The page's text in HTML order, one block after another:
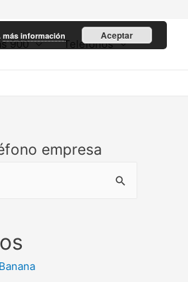
900 Teléfonos
empresa
más información Aceptar